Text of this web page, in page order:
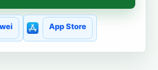
App Store